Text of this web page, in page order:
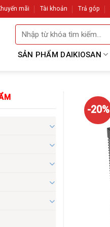
mãi Tài khoản Trả góp
Tìm
kiếm:
SẢN PHẨM DAIKIOSAN
-20%